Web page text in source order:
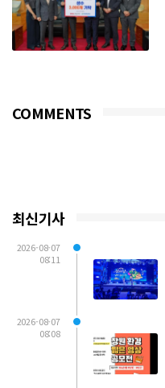
COMMENTS
최신기사
2026-08-07
08:11
2026-08-07
08:08